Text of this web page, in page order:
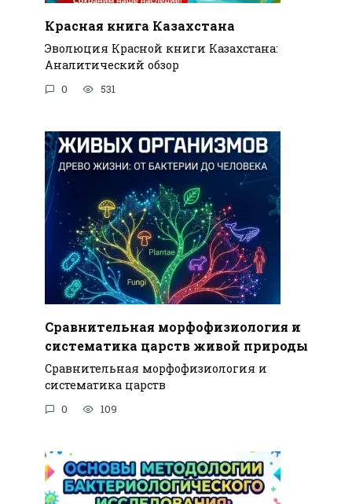
Красная книга Казахстана
Эволюция Красной книги Казахстана:
Аналитический обзор
0 531
Сравнительная морфофизиология и
систематика царств живой природы
Сравнительная морфофизиология и
систематика царств
0 109